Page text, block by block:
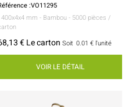
:VO11295
mm - Bambou - 5000 pièces /
€ Le carton Soit 0.01 € l'unité
VOIR LE DÉTAIL